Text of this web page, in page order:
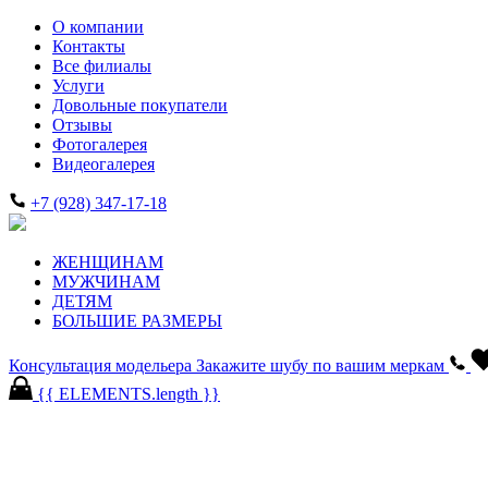
О компании
Контакты
Все филиалы
Услуги
Довольные покупатели
Отзывы
Фотогалерея
Видеогалерея
+7 (928) 347-17-18
ЖЕНЩИНАМ
МУЖЧИНАМ
ДЕТЯМ
БОЛЬШИЕ РАЗМЕРЫ
Консультация модельера Закажите шубу по вашим меркам
{{ ELEMENTS.length }}